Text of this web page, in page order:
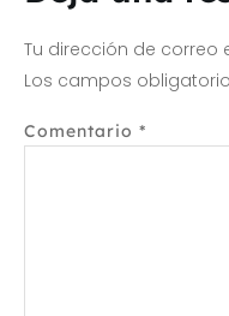
Tu dirección de correo
Los campos
Comentario *